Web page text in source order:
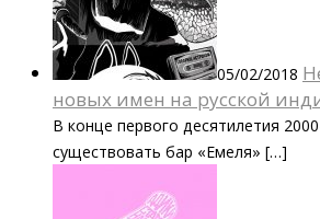
05/02/2018
новых имен на русской
В конце первого десятилетия
существовать бар «Емеля» […]